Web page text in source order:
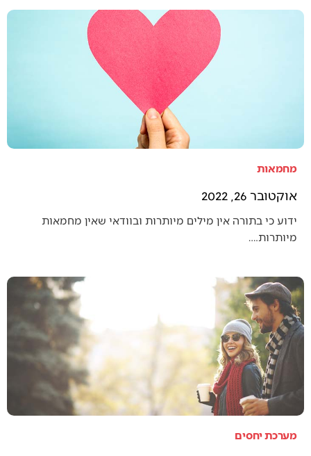
מחמאות
אוקטובר 26, 2022
ידוע כי בתורה אין מילים מיותרות ובוודאי שאין מחמאות
מיותרות.…
מערכת יחסים